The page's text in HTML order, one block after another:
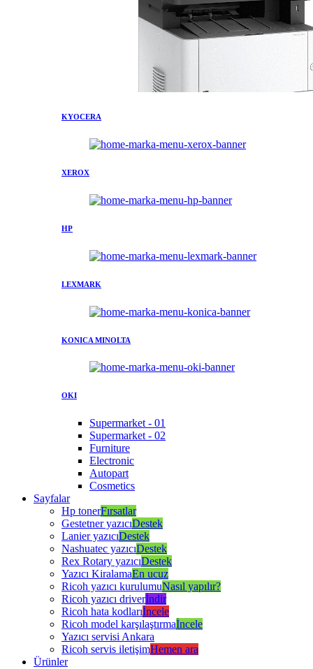
KYOCERA
XEROX
HP
LEXMARK
KONICA MINOLTA
OKI
Supermarket - 01
Supermarket - 02
Furniture
Electronic
Autopart
Cosmetics
Sayfalar
Hp tonerFırsatlar
Gestetner yazıcıDestek
Lanier yazıcıDestek
Nashuatec yazıcıDestek
Rex Rotary yazıcıDestek
Yazıcı KiralamaEn ucuz
Ricoh yazıcı kurulumuNasıl yapılır?
Ricoh yazıcı driverİndir
Ricoh hata kodlarıİncele
Ricoh model karşılaştırmaİncele
Yazıcı servisi Ankara
Ricoh servis iletişimHemen ara
Ürünler